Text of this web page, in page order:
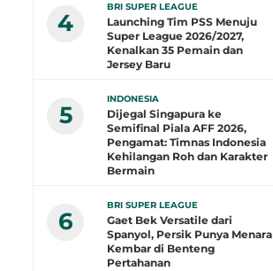
4
BRI SUPER LEAGUE
Launching Tim PSS Menuju
Super League 2026/2027,
Kenalkan 35 Pemain dan
Jersey Baru
5
INDONESIA
Dijegal Singapura ke
Semifinal Piala AFF 2026,
Pengamat: Timnas Indonesia
Kehilangan Roh dan Karakter
Bermain
6
BRI SUPER LEAGUE
Gaet Bek Versatile dari
Spanyol, Persik Punya Menara
Kembar di Benteng
Pertahanan